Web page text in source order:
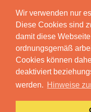
Wir verwenden nur
Diese Cookies sind
damit diese
ordnungsgemäß
Cookies können
deaktiviert
werden. Hinweise